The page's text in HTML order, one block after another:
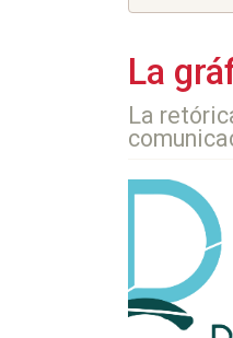
La
La
Barra
lateral
artículo